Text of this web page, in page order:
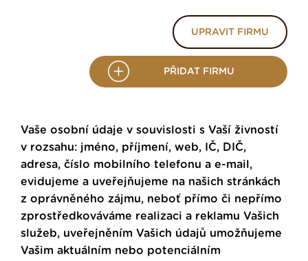
UPRAVIT FIRMU
PŘIDAT FIRMU
Vaše osobní údaje v souvislosti s Vaší živností
v rozsahu: jméno, příjmení, web, IČ, DIČ,
adresa, číslo mobilního telefonu a e-mail,
evidujeme a uveřejňujeme na našich stránkách
z oprávněného zájmu, neboť přímo či nepřímo
zprostředkováváme realizaci a reklamu Vašich
služeb, uveřejněním Vašich údajů umožňujeme
Vašim aktuálním nebo potenciálním